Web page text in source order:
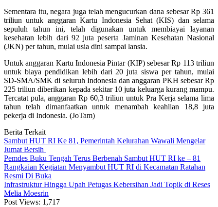
Sementara itu, negara juga telah mengucurkan dana sebesar Rp 361
triliun untuk anggaran Kartu Indonesia Sehat (KIS) dan selama
sepuluh tahun ini, telah digunakan untuk membiayai layanan
kesehatan lebih dari 92 juta peserta Jaminan Kesehatan Nasional
(JKN) per tahun, mulai usia dini sampai lansia.
Untuk anggaran Kartu Indonesia Pintar (KIP) sebesar Rp 113 triliun
untuk biaya pendidikan lebih dari 20 juta siswa per tahun, mulai
SD-SMA/SMK di seluruh Indonesia dan anggaran PKH sebesar Rp
225 triliun diberikan kepada sekitar 10 juta keluarga kurang mampu.
Tercatat pula, anggaran Rp 60,3 triliun untuk Pra Kerja selama lima
tahun telah dimanfaatkan untuk menambah keahlian 18,8 juta
pekerja di Indonesia. (JoTam)
Berita Terkait
Sambut HUT RI Ke 81, Pemerintah Kelurahan Wawali Mengelar
Jumat Bersih
Pemdes Buku Tengah Terus Berbenah Sambut HUT RI ke – 81
Rangkaian Kegiatan Menyambut HUT RI di Kecamatan Ratahan
Resmi Di Buka
Infrastruktur Hingga Upah Petugas Kebersihan Jadi Topik di Reses
Melia Moesrin
Post Views: 1,717